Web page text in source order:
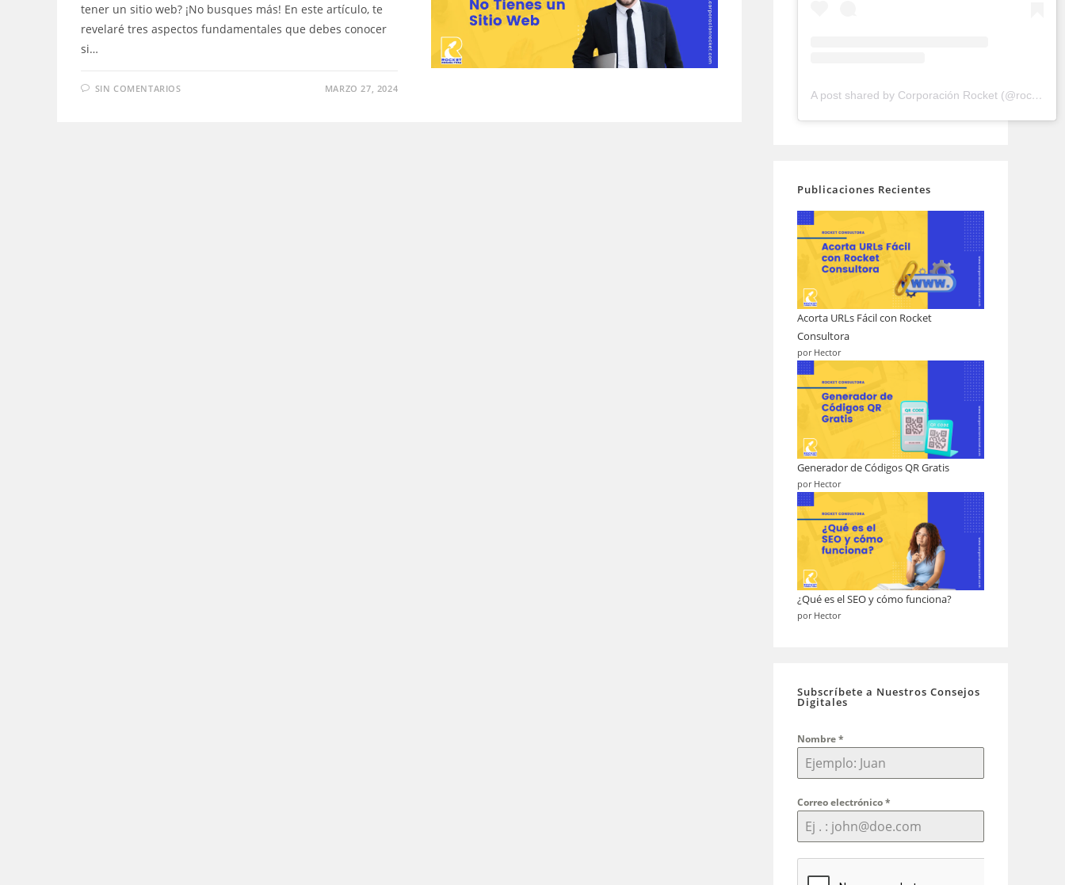
tener un sitio web? ¡No busques más! En este artículo, te
revelaré tres aspectos fundamentales que debes conocer
si…
SIN COMENTARIOS MARZO 27, 2024
A post shared by Corporación Rocket (@rocketconsultora)
Publicaciones Recientes
Acorta URLs Fácil con Rocket
Consultora
por Hector
Generador de Códigos QR Gratis
por Hector
¿Qué es el SEO y cómo funciona?
por Hector
Subscríbete a Nuestros Consejos
Digitales
Nombre*
Correo electrónico*